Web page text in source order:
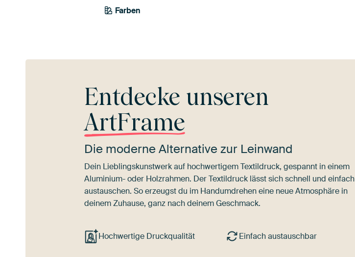
Farben
Salbeigrün
Entdecke unseren
ArtFrame
Die moderne Alternative zur Leinwand
Dein Lieblingskunstwerk auf hochwertigem Textildruck, gespannt in einem
Aluminium- oder Holzrahmen. Der Textildruck lässt sich schnell und einfach
austauschen. So erzeugst du im Handumdrehen eine neue Atmosphäre in
deinem Zuhause, ganz nach deinem Geschmack.
Hochwertige Druckqualität Einfach austauschbar